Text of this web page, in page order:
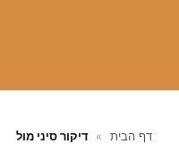
דף הבית » דיקור סיני מול